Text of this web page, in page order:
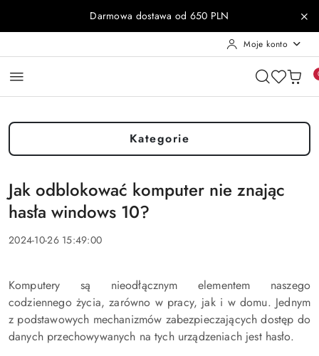
Przejdź do treści głównej
Przejdź do wyszukiwarki
Przejdź do moje konto
Przejdź do menu głównego
Przejdź do stopkiDarmowa dostawa od 650 PLN
Moje konto
Kategorie
Jak odblokować komputer nie znając
hasła windows 10?
2024-10-26 15:49:00
Komputery są nieodłącznym elementem naszego
codziennego życia, zarówno w pracy, jak i w domu. Jednym
z podstawowych mechanizmów zabezpieczających dostęp do
danych przechowywanych na tych urządzeniach jest hasło.